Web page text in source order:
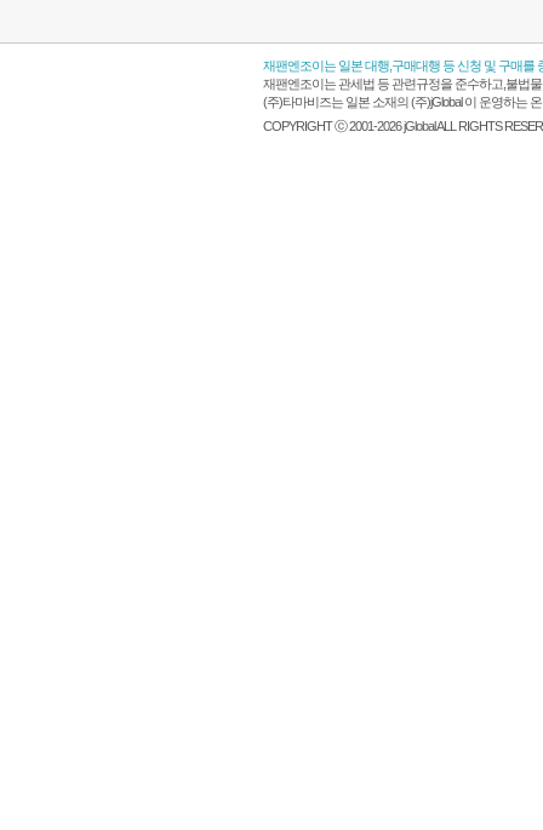
재팬엔조이는 일본 대행,구매대행 등 신청 및 구매
재팬엔조이는 관세법 등 관련규정을 준수하고,불법
(주)타마비즈는 일본 소재의 (주)jGlobal 이 운영하는
COPYRIGHT ⓒ 2001-2026 jGlobal ALL RIGHTS